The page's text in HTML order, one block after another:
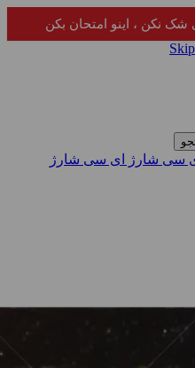
نکن ، اینو امتحان بکن
سی شارژ
ای سی شارژ